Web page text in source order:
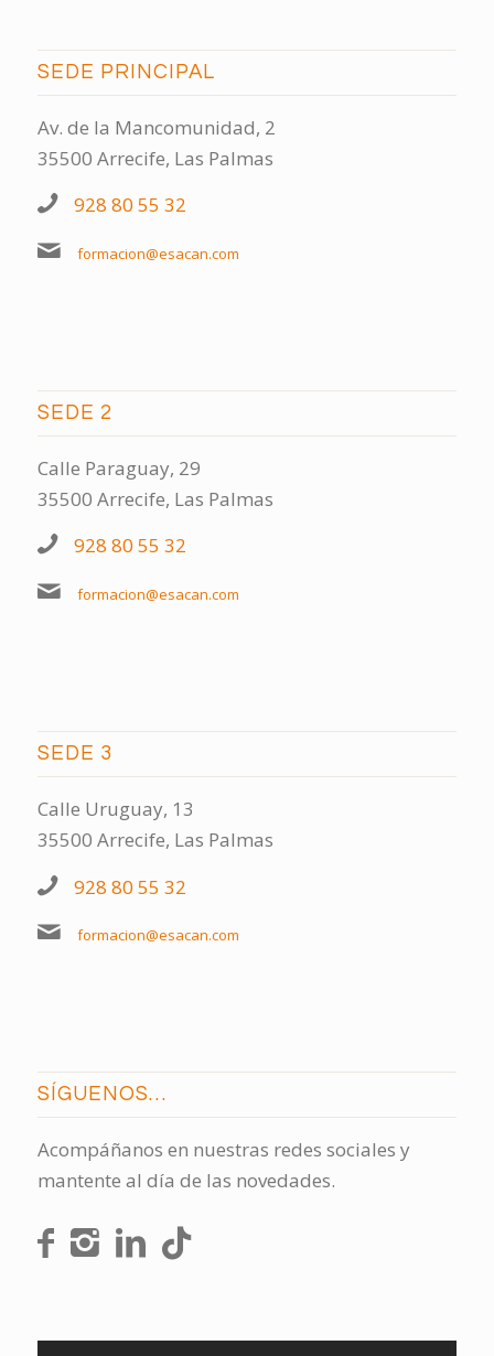
SEDE PRINCIPAL
Av. de la Mancomunidad, 2
35500 Arrecife, Las Palmas
928 80 55 32
formacion@esacan.com
SEDE 2
Calle Paraguay, 29
35500 Arrecife, Las Palmas
928 80 55 32
formacion@esacan.com
SEDE 3
Calle Uruguay, 13
35500 Arrecife, Las Palmas
928 80 55 32
formacion@esacan.com
SÍGUENOS…
Acompáñanos en nuestras redes sociales y
mantente al día de las novedades.